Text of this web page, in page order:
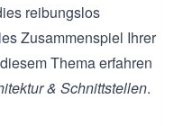
reibungslos
Zusammenspiel Ihrer
Thema erfahren
& Schnittstellen.